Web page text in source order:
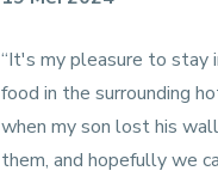
“It's my pleasure to stay
food in the surrounding
when my son lost his
them, and hopefully we